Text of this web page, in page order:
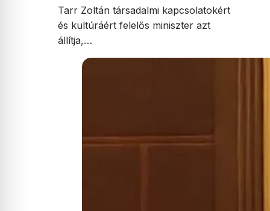
Tarr Zoltán társadalmi kapcsolatokért
és kultúráért felelős miniszter azt
állítja,…